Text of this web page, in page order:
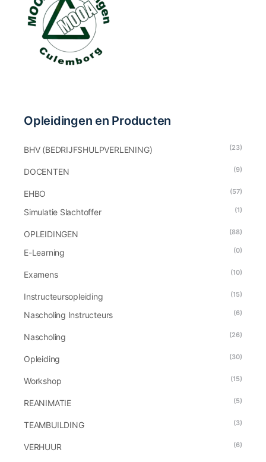
Opleidingen en Producten
BHV (BEDRIJFSHULPVERLENING) (23)
DOCENTEN (9)
EHBO (57)
Simulatie Slachtoffer (1)
OPLEIDINGEN (88)
E-Learning (0)
Examens (10)
Instructeursopleiding (15)
Nascholing Instructeurs (6)
Nascholing (26)
Opleiding (30)
Workshop (15)
REANIMATIE (5)
TEAMBUILDING (3)
VERHUUR (6)